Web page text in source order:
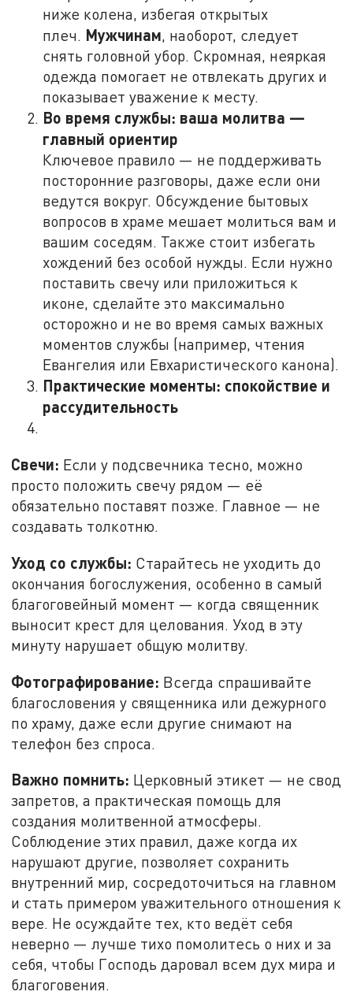
ниже колена, избегая открытых
плеч. Мужчинам, наоборот, следует
снять головной убор. Скромная, неяркая
одежда помогает не отвлекать других и
показывает уважение к месту.
Во время службы: ваша молитва —
главный ориентир
Ключевое правило — не поддерживать
посторонние разговоры, даже если они
ведутся вокруг. Обсуждение бытовых
вопросов в храме мешает молиться вам и
вашим соседям. Также стоит избегать
хождений без особой нужды. Если нужно
поставить свечу или приложиться к
иконе, сделайте это максимально
осторожно и не во время самых важных
моментов службы (например, чтения
Евангелия или Евхаристического канона).
Практические моменты: спокойствие и
рассудительность
Свечи: Если у подсвечника тесно, можно
просто положить свечу рядом — её
обязательно поставят позже. Главное — не
создавать толкотню.
Уход со службы: Старайтесь не уходить до
окончания богослужения, особенно в самый
благоговейный момент — когда священник
выносит крест для целования. Уход в эту
минуту нарушает общую молитву.
Фотографирование: Всегда спрашивайте
благословения у священника или дежурного
по храму, даже если другие снимают на
телефон без спроса.
Важно помнить: Церковный этикет — не свод
запретов, а практическая помощь для
создания молитвенной атмосферы.
Соблюдение этих правил, даже когда их
нарушают другие, позволяет сохранить
внутренний мир, сосредоточиться на главном
и стать примером уважительного отношения к
вере. Не осуждайте тех, кто ведёт себя
неверно — лучше тихо помолитесь о них и за
себя, чтобы Господь даровал всем дух мира и
благоговения.